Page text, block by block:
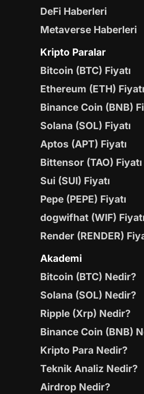
DeFi Haberleri
Metaverse Haberleri
Kripto Paralar
Bitcoin (BTC) Fiyatı
Ethereum (ETH) Fiyatı
Binance Coin (BNB)
Solana (SOL) Fiyatı
Aptos (APT) Fiyatı
Bittensor (TAO) Fiyatı
Sui (SUI) Fiyatı
Pepe (PEPE) Fiyatı
dogwifhat (WIF) Fiyatı
Render (RENDER)
Akademi
Bitcoin (BTC) Nedir?
Solana (SOL) Nedir?
Ripple (Xrp) Nedir?
Binance Coin (BNB)
Kripto Para Nedir?
Teknik Analiz Nedir?
Airdrop Nedir?